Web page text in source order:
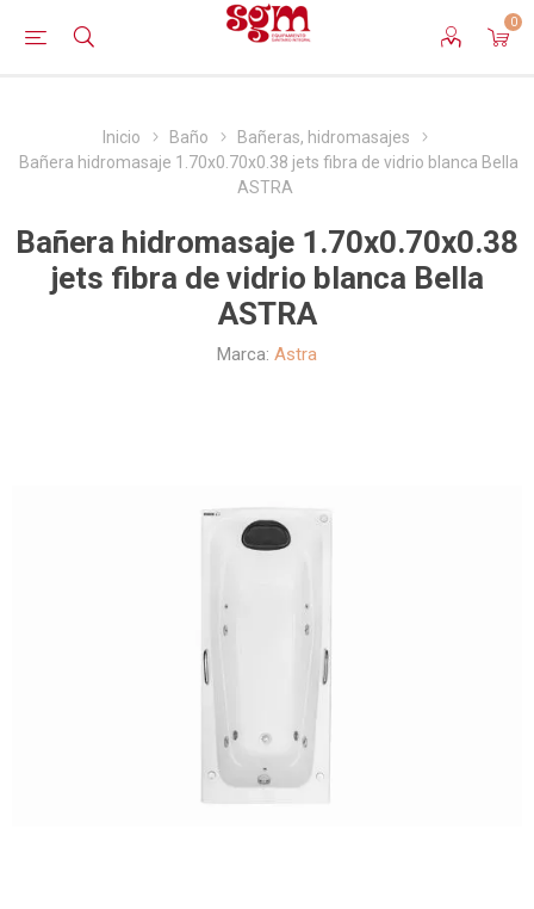
0
Inicio Baño
Bañeras, hidromasajes
Bañera hidromasaje 1.70x0.70x0.38 jets fibra de vidrio blanca Bella
ASTRA
Bañera hidromasaje 1.70x0.70x0.38
jets fibra de vidrio blanca Bella
ASTRA
Marca: Astra